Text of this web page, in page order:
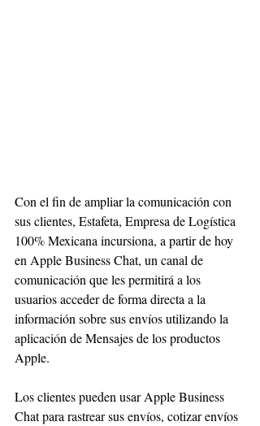
Con el fin de ampliar la comunicación con
sus clientes, Estafeta, Empresa de Logística
100% Mexicana incursiona, a partir de hoy
en Apple Business Chat, un canal de
comunicación que les permitirá a los
usuarios acceder de forma directa a la
información sobre sus envíos utilizando la
aplicación de Mensajes de los productos
Apple.
Los clientes pueden usar Apple Business
Chat para rastrear sus envíos, cotizar envíos